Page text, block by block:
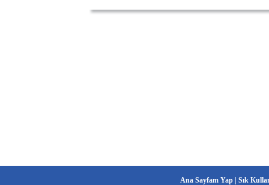
Ana Sayfam Yap
Sık